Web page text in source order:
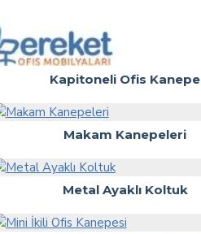
Kapitoneli Ofis Kanepe
Makam Kanepeleri
Metal Ayaklı Koltuk